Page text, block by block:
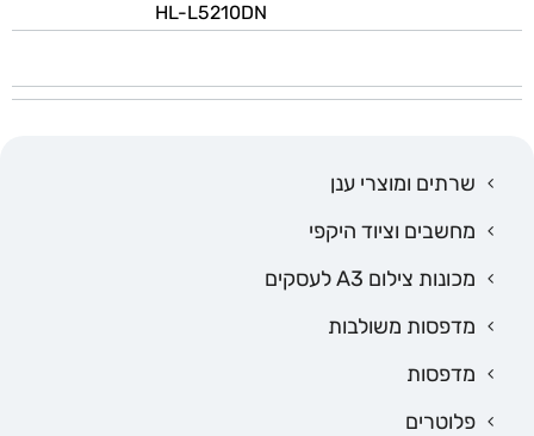
שרתים ומוצרי ענן
מחשבים וציוד היקפי
מכונות צילום A3 לעסקים
מדפסות משולבות
מדפסות
פלוטרים
HL-L5210DN